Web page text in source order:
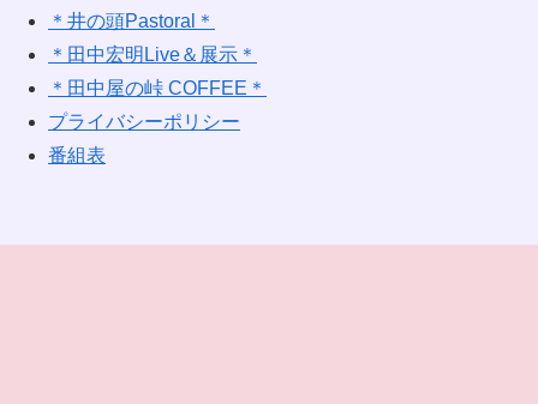
＊井の頭Pastoral＊
＊田中宏明Live＆展示＊
＊田中屋の峠 COFFEE＊
プライバシーポリシー
番組表